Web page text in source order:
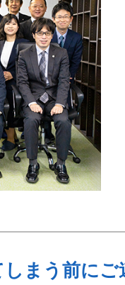
しまう前に